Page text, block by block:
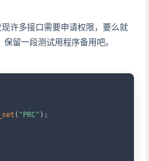
许多接口需要申请权限，要么就
留一段测试用程序备用吧。
( "PRC" ) ;